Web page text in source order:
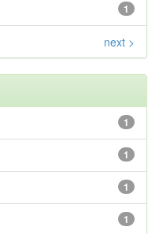
1
next >
1
1
1
1